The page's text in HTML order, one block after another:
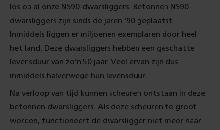
los op al onze NS90-dwarsliggers. Betonnen NS90-
dwarsliggers zijn sinds de jaren ‘90 geplaatst.
Inmiddels liggen er miljoenen exemplaren door heel
het land. Deze dwarsliggers hebben een geschatte
levensduur van zo’n 50 jaar. Veel ervan zijn dus
inmiddels halverwege hun levensduur.
Na verloop van tijd kunnen scheuren ontstaan in deze
betonnen dwarsliggers. Als deze scheuren te groot
worden, functioneert de dwarsligger niet meer naar